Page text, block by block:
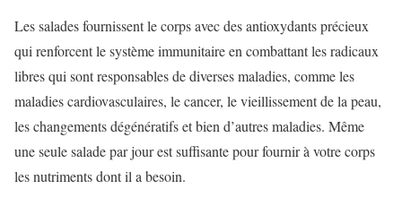
Les salades fournissent le corps avec des antioxydants précieux
qui renforcent le système immunitaire en combattant les radicaux
libres qui sont responsables de diverses maladies, comme les
maladies cardiovasculaires, le cancer, le vieillissement de la peau,
les changements dégénératifs et bien d’autres maladies. Même
une seule salade par jour est suffisante pour fournir à votre corps
les nutriments dont il a besoin.